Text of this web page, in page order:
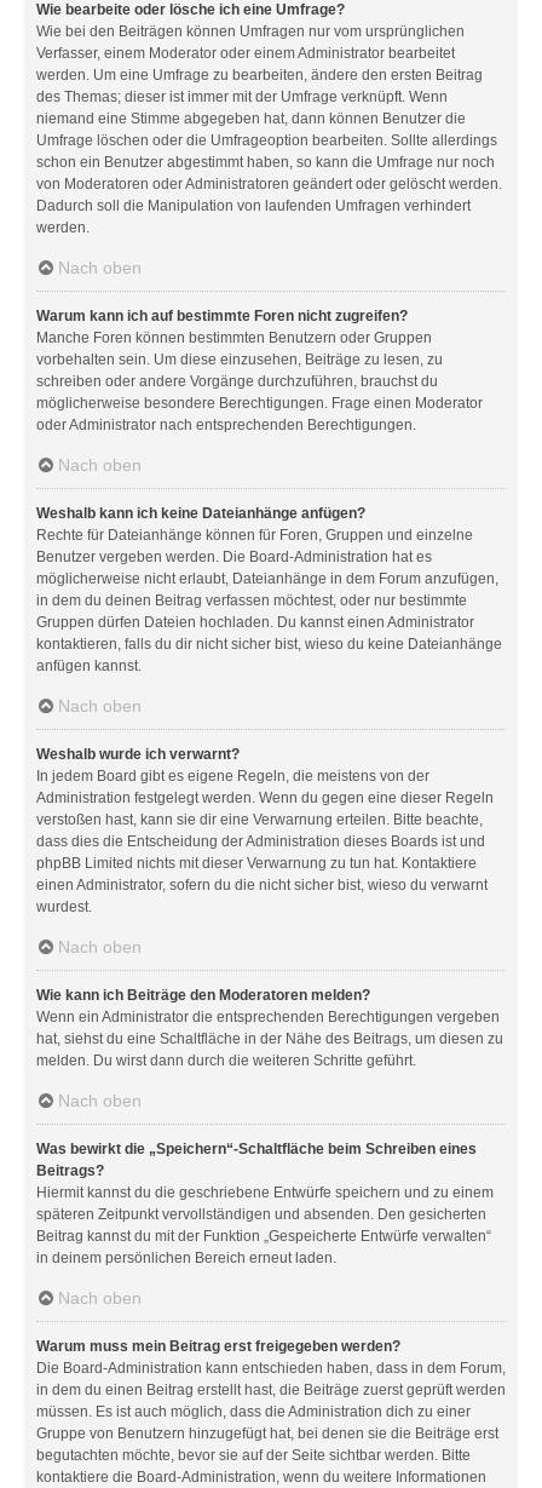
Wie bearbeite oder lösche ich eine Umfrage?
Wie bei den Beiträgen können Umfragen nur vom ursprünglichen
Verfasser, einem Moderator oder einem Administrator bearbeitet
werden. Um eine Umfrage zu bearbeiten, ändere den ersten Beitrag
des Themas; dieser ist immer mit der Umfrage verknüpft. Wenn
niemand eine Stimme abgegeben hat, dann können Benutzer die
Umfrage löschen oder die Umfrageoption bearbeiten. Sollte allerdings
schon ein Benutzer abgestimmt haben, so kann die Umfrage nur noch
von Moderatoren oder Administratoren geändert oder gelöscht werden.
Dadurch soll die Manipulation von laufenden Umfragen verhindert
werden.
Nach oben
Warum kann ich auf bestimmte Foren nicht zugreifen?
Manche Foren können bestimmten Benutzern oder Gruppen
vorbehalten sein. Um diese einzusehen, Beiträge zu lesen, zu
schreiben oder andere Vorgänge durchzuführen, brauchst du
möglicherweise besondere Berechtigungen. Frage einen Moderator
oder Administrator nach entsprechenden Berechtigungen.
Nach oben
Weshalb kann ich keine Dateianhänge anfügen?
Rechte für Dateianhänge können für Foren, Gruppen und einzelne
Benutzer vergeben werden. Die Board-Administration hat es
möglicherweise nicht erlaubt, Dateianhänge in dem Forum anzufügen,
in dem du deinen Beitrag verfassen möchtest, oder nur bestimmte
Gruppen dürfen Dateien hochladen. Du kannst einen Administrator
kontaktieren, falls du dir nicht sicher bist, wieso du keine Dateianhänge
anfügen kannst.
Nach oben
Weshalb wurde ich verwarnt?
In jedem Board gibt es eigene Regeln, die meistens von der
Administration festgelegt werden. Wenn du gegen eine dieser Regeln
verstoßen hast, kann sie dir eine Verwarnung erteilen. Bitte beachte,
dass dies die Entscheidung der Administration dieses Boards ist und
phpBB Limited nichts mit dieser Verwarnung zu tun hat. Kontaktiere
einen Administrator, sofern du die nicht sicher bist, wieso du verwarnt
wurdest.
Nach oben
Wie kann ich Beiträge den Moderatoren melden?
Wenn ein Administrator die entsprechenden Berechtigungen vergeben
hat, siehst du eine Schaltfläche in der Nähe des Beitrags, um diesen zu
melden. Du wirst dann durch die weiteren Schritte geführt.
Nach oben
Was bewirkt die „Speichern“-Schaltfläche beim Schreiben eines
Beitrags?
Hiermit kannst du die geschriebene Entwürfe speichern und zu einem
späteren Zeitpunkt vervollständigen und absenden. Den gesicherten
Beitrag kannst du mit der Funktion „Gespeicherte Entwürfe verwalten“
in deinem persönlichen Bereich erneut laden.
Nach oben
Warum muss mein Beitrag erst freigegeben werden?
Die Board-Administration kann entschieden haben, dass in dem Forum,
in dem du einen Beitrag erstellt hast, die Beiträge zuerst geprüft werden
müssen. Es ist auch möglich, dass die Administration dich zu einer
Gruppe von Benutzern hinzugefügt hat, bei denen sie die Beiträge erst
begutachten möchte, bevor sie auf der Seite sichtbar werden. Bitte
kontaktiere die Board-Administration, wenn du weitere Informationen